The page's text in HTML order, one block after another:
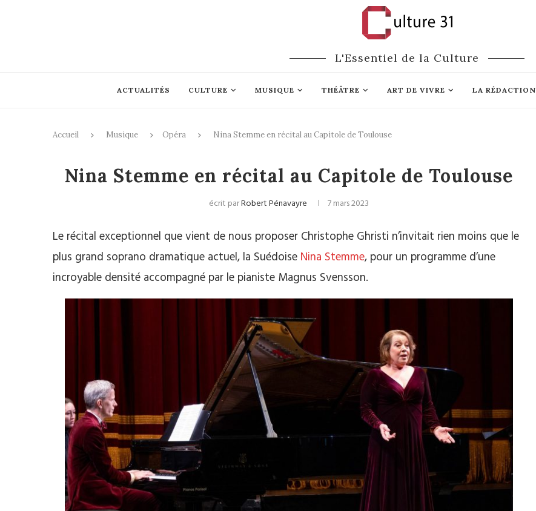
L'Essentiel de la Culture
ACTUALITÉS CULTURE MUSIQUE THÉÂTRE ART DE VIVRE LA RÉDACTION
Accueil Musique Opéra Nina Stemme en récital au Capitole de Toulouse
Nina Stemme en récital au Capitole de Toulouse
écrit parRobert Pénavayre 7 mars 2023
Le récital exceptionnel que vient de nous proposer Christophe Ghristi n’invitait rien moins que le
plus grand soprano dramatique actuel, la Suédoise Nina Stemme, pour un programme d’une
incroyable densité accompagné par le pianiste Magnus Svensson.